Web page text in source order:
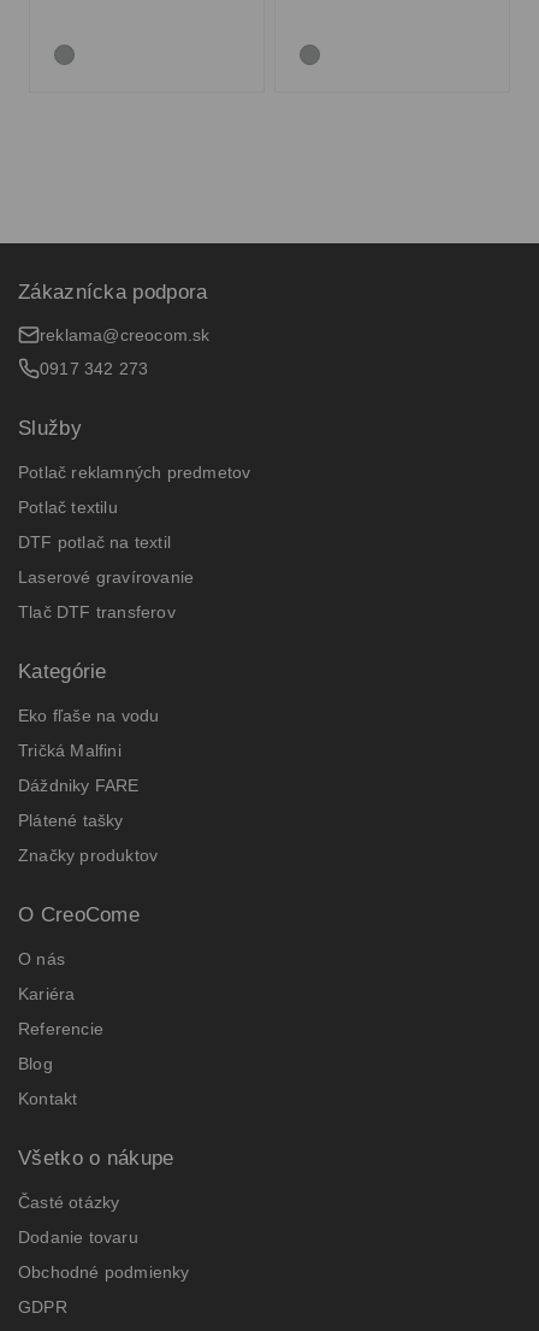
Zákaznícka podpora
reklama@creocom.sk
0917 342 273
Služby
Potlač reklamných predmetov
Potlač textilu
DTF potlač na textil
Laserové gravírovanie
Tlač DTF transferov
Kategórie
Eko fľaše na vodu
Tričká Malfini
Dáždniky FARE
Plátené tašky
Značky produktov
O CreoCome
O nás
Kariéra
Referencie
Blog
Kontakt
Všetko o nákupe
Časté otázky
Dodanie tovaru
Obchodné podmienky
GDPR